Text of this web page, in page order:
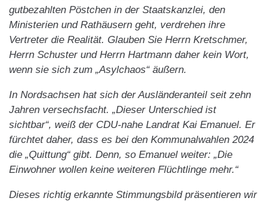
gutbezahlten Pöstchen in der Staatskanzlei, den
Ministerien und Rathäusern geht, verdrehen ihre
Vertreter die Realität. Glauben Sie Herrn Kretschmer,
Herrn Schuster und Herrn Hartmann daher kein Wort,
wenn sie sich zum „Asylchaos“ äußern.
In Nordsachsen hat sich der Ausländeranteil seit zehn
Jahren versechsfacht. „Dieser Unterschied ist
sichtbar“, weiß der CDU-nahe Landrat Kai Emanuel. Er
fürchtet daher, dass es bei den Kommunalwahlen 2024
die „Quittung“ gibt. Denn, so Emanuel weiter: „Die
Einwohner wollen keine weiteren Flüchtlinge mehr.“
Dieses richtig erkannte Stimmungsbild präsentieren wir